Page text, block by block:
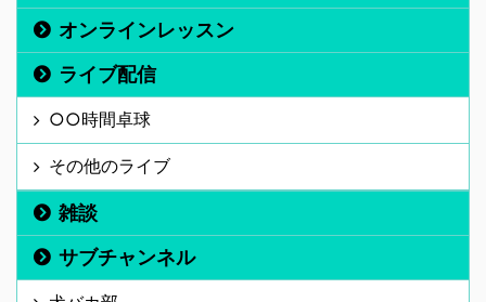
オンラインレッスン
ライブ配信
○○時間卓球
その他のライブ
雑談
サブチャンネル